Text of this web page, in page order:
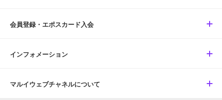
会員登録・エポスカード入会
インフォメーション
マルイウェブチャネルについて